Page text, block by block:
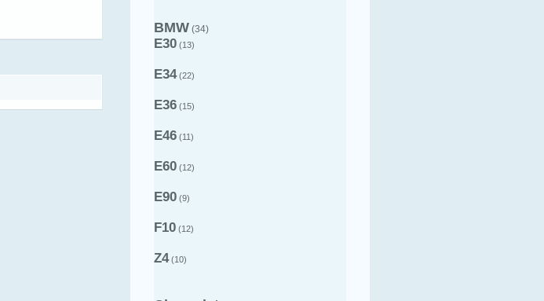
BMW (34)
E30 (13)
E34(22)
E36 (15)
E46 (11)
E60 (12)
E90 (9)
F10 (12)
Z4(10)